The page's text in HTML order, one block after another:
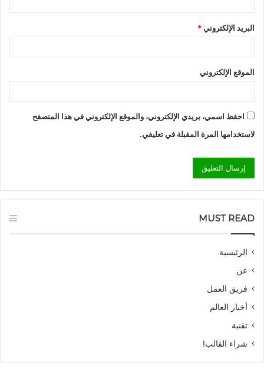
البريد الإلكتروني*
الموقع الإلكتروني
احفظ اسمي، بريدي الإلكتروني، والموقع الإلكتروني في هذا المتصفح
لاستخدامها المرة المقبلة في تعليقي.
MUST READ
الرئيسية
عن
فريق العمل
أخبار العالم
تقنية
شراء القالب!